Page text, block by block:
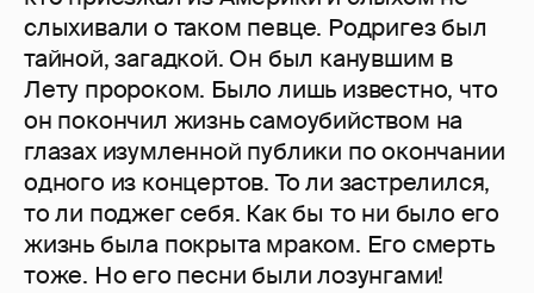
слыхивали о таком певце. Родригез был
тайной, загадкой. Он был канувшим в
Лету пророком. Было лишь известно, что
он покончил жизнь самоубийством на
глазах изумленной публики по окончании
одного из концертов. То ли застрелился,
то ли поджег себя. Как бы то ни было его
жизнь была покрыта мраком. Его смерть
тоже. Но его песни были лозунгами!